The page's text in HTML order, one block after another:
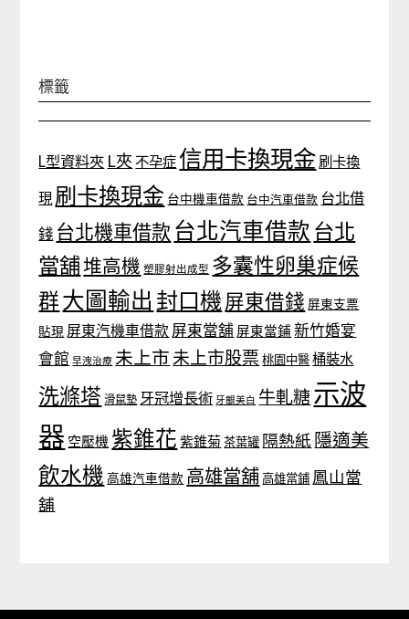
標籤
L型資料夾 L夾 不孕症 信用卡換現金 刷卡換
現 刷卡換現金 台中機車借款 台中汽車借款 台北借
錢 台北機車借款 台北汽車借款 台北
當舖堆高機 塑膠射出成型 多囊性卵巢症候
群大圖輸出 封口機 屏東借錢 屏東支票
貼現 屏東汽機車借款 屏東當舖 屏東當鋪 新竹婚宴
會館 早洩治療 未上市 未上市股票 桃園中醫 桶裝水
洗滌塔 滑鼠墊 牙冠增長術 牙齦美白 牛軋糖示波
器 空壓機 紫錐花 紫錐菊 茶葉罐 隔熱紙 隱適美
飲水機 高雄汽車借款 高雄當舖 高雄當鋪 鳳山當
舖